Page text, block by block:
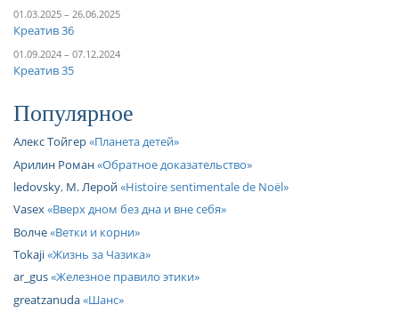
01.03.2025 – 26.06.2025
Креатив 36
01.09.2024 – 07.12.2024
Креатив 35
Популярное
Алекс Тойгер Планета детей
Арилин Роман Обратное доказательство
ledovsky, М. Лерой Histoire sentimentale de Noël
Vasex Вверх дном без дна и вне себя
Волче Ветки и корни
Tokaji Жизнь за Чазика
ar_gus Железное правило этики
greatzanuda Шанс